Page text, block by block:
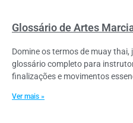
Glossário de Artes
Domine os termos de muay
glossário completo para
finalizações e movimentos
Ver mais »